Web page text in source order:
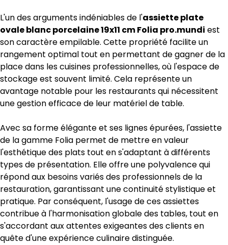
L'un des arguments indéniables de l'assiette plate
ovale blanc porcelaine 19x11 cm Folia pro.mundi est
son caractère empilable. Cette propriété facilite un
rangement optimal tout en permettant de gagner de la
place dans les cuisines professionnelles, où l'espace de
stockage est souvent limité. Cela représente un
avantage notable pour les restaurants qui nécessitent
une gestion efficace de leur matériel de table.
Avec sa forme élégante et ses lignes épurées, l'assiette
de la gamme Folia permet de mettre en valeur
l'esthétique des plats tout en s'adaptant à différents
types de présentation. Elle offre une polyvalence qui
répond aux besoins variés des professionnels de la
restauration, garantissant une continuité stylistique et
pratique. Par conséquent, l'usage de ces assiettes
contribue à l'harmonisation globale des tables, tout en
s'accordant aux attentes exigeantes des clients en
quête d'une expérience culinaire distinguée.